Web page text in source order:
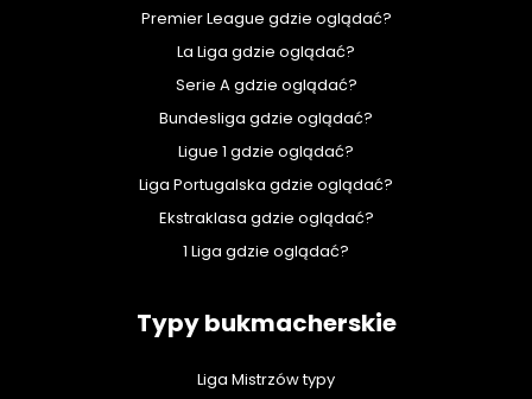
Premier League gdzie oglądać?
La Liga gdzie oglądać?
Serie A gdzie oglądać?
Bundesliga gdzie oglądać?
Ligue 1 gdzie oglądać?
Liga Portugalska gdzie oglądać?
Ekstraklasa gdzie oglądać?
1 Liga gdzie oglądać?
Typy bukmacherskie
Liga Mistrzów typy